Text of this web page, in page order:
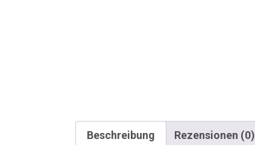
Beschreibung Rezensionen (0)